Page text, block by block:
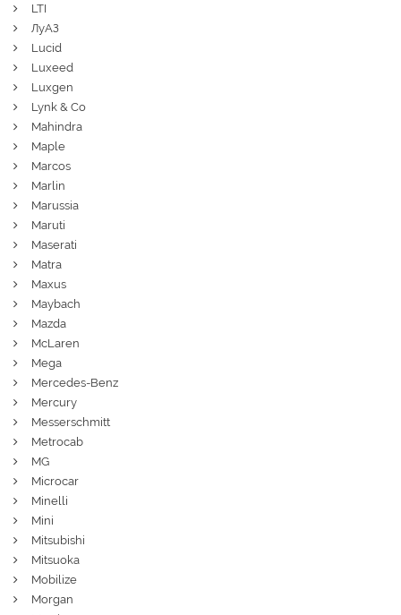
LTI
ЛуАЗ
Lucid
Luxeed
Luxgen
Lynk & Co
Mahindra
Maple
Marcos
Marlin
Marussia
Maruti
Maserati
Matra
Maxus
Maybach
Mazda
McLaren
Mega
Mercedes-Benz
Mercury
Messerschmitt
Metrocab
MG
Microcar
Minelli
Mini
Mitsubishi
Mitsuoka
Mobilize
Morgan